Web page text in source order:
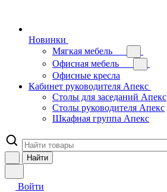
Новинки
Мягкая мебель
Офисная мебель
Офисные кресла
Кабинет руководителя Апекс
Столы для заседаний Апекс
Столы руководителя Апекс
Шкафная группа Апекс
Найти
Войти